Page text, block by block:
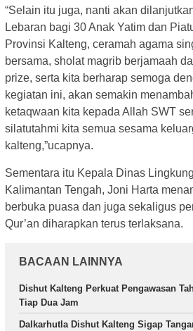
“Selain itu juga, nanti akan
Lebaran bagi 30 Anak Yatim dan
Provinsi Kalteng, ceramah agama
bersama, sholat magrib berjamaah
prize, serta kita berharap semoga
kegiatan ini, akan semakin
ketaqwaan kita kepada Allah SWT
silatutahmi kita semua sesama
kalteng,”ucapnya.
Sementara itu Kepala Dinas
Kalimantan Tengah, Joni Harta
berbuka puasa dan juga sekaligus
Qur’an diharapkan terus terlaksana.
BACAAN LAINNYA
Dishut Kalteng Perkuat Pengawasan
Tiap Dua Jam
Dalkarhutla Dishut Kalteng Sigap